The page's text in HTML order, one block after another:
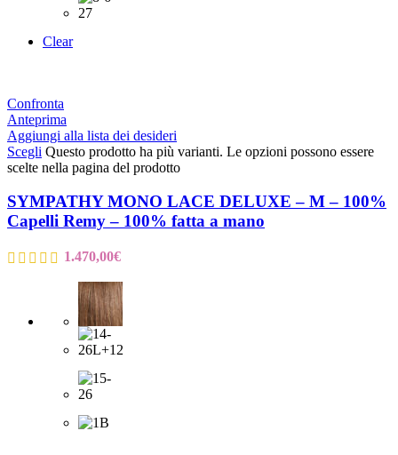
Clear
Confronta
Anteprima
Aggiungi alla lista dei desideri
Scegli Questo prodotto ha più varianti. Le opzioni possono essere
scelte nella pagina del prodotto
SYMPATHY MONO LACE DELUXE – M – 100%
Capelli Remy – 100% fatta a mano
1.470,00€